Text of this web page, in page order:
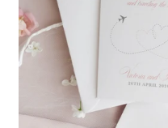
EINLOGGEN/
Mein Einkaufswagen